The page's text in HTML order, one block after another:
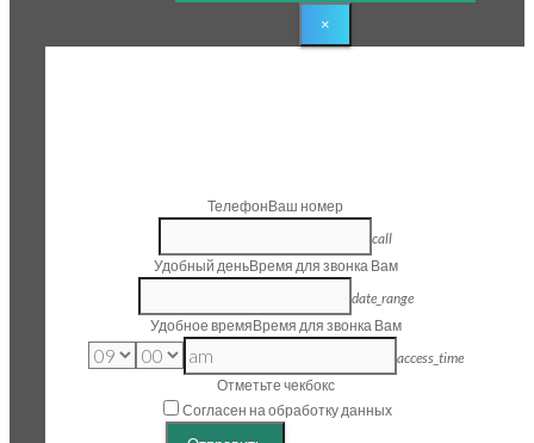
×
ТелефонВаш номер
call
Удобный деньВремя для звонка Вам
date_range
Удобное времяВремя для звонка Вам
access_time
Отметьте чекбокс
Согласен на обработку данных